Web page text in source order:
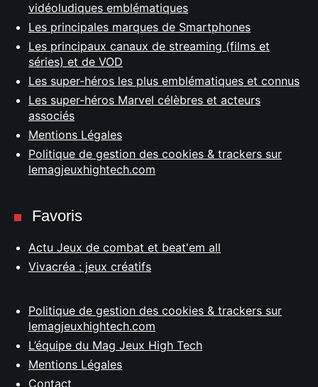
vidéoludiques emblématiques
Les principales marques de Smartphones
Les principaux canaux de streaming (films et
séries) et de VOD
Les super-héros les plus emblématiques et connus
Les super-héros Marvel célèbres et acteurs
associés
Mentions Légales
Politique de gestion des cookies & trackers sur
lemagjeuxhightech.com
Favoris
Actu Jeux de combat et beat'em all
Vivacréa : jeux créatifs
Politique de gestion des cookies & trackers sur
lemagjeuxhightech.com
L’équipe du Mag Jeux High Tech
Mentions Légales
Contact